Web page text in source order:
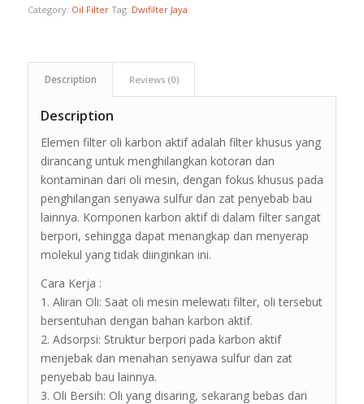
Category: Oil Filter Tag: Dwifilter Jaya
Description Reviews (0)
Description
Elemen filter oli karbon aktif adalah filter khusus yang
dirancang untuk menghilangkan kotoran dan
kontaminan dari oli mesin, dengan fokus khusus pada
penghilangan senyawa sulfur dan zat penyebab bau
lainnya. Komponen karbon aktif di dalam filter sangat
berpori, sehingga dapat menangkap dan menyerap
molekul yang tidak diinginkan ini.
Cara Kerja :
1. Aliran Oli: Saat oli mesin melewati filter, oli tersebut
bersentuhan dengan bahan karbon aktif.
2. Adsorpsi: Struktur berpori pada karbon aktif
menjebak dan menahan senyawa sulfur dan zat
penyebab bau lainnya.
3. Oli Bersih: Oli yang disaring, sekarang bebas dari